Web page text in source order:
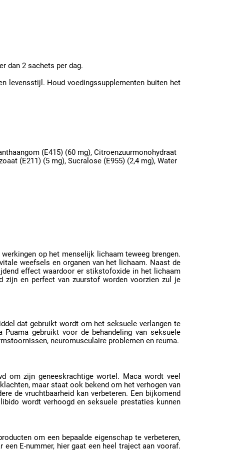
dan 2 sachets per dag.
levensstijl. Houd voedingssupplementen buiten het
(E415) (60 mg), Citroenzuurmonohydraat
(E211) (5 mg), Sucralose (E955) (2,4 mg), Water
op het menselijk lichaam teweeg brengen.
weefsels en organen van het lichaam. Naast de
effect waardoor er stikstofoxide in het lichaam
zijn en perfect van zuurstof worden voorzien zul je
dat gebruikt wordt om het seksuele verlangen te
gebruikt voor de behandeling van seksuele
neuromusculaire problemen en reuma.
om zijn geneeskrachtige wortel. Maca wordt veel
maar staat ook bekend om het verhogen van
de vruchtbaarheid kan verbeteren. Een bijkomend
wordt verhoogd en seksuele prestaties kunnen
om een bepaalde eigenschap te verbeteren,
E-nummer, hier gaat een heel traject aan vooraf.